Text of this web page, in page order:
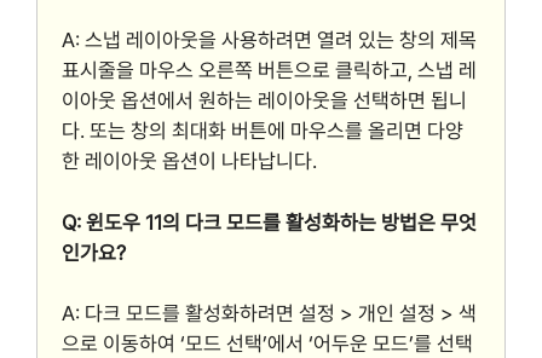
A: 스냅 레이아웃을 사용하려면 열려 있는 창의 제목
표시줄을 마우스 오른쪽 버튼으로 클릭하고, 스냅 레
이아웃 옵션에서 원하는 레이아웃을 선택하면 됩니
다. 또는 창의 최대화 버튼에 마우스를 올리면 다양
한 레이아웃 옵션이 나타납니다.
Q: 윈도우 11의 다크 모드를 활성화하는 방법은 무엇
인가요?
A: 다크 모드를 활성화하려면 설정 > 개인 설정 > 색
으로 이동하여 ‘모드 선택’에서 ‘어두운 모드’를 선택